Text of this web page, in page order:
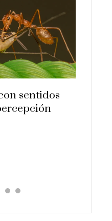
Las 15
importantes